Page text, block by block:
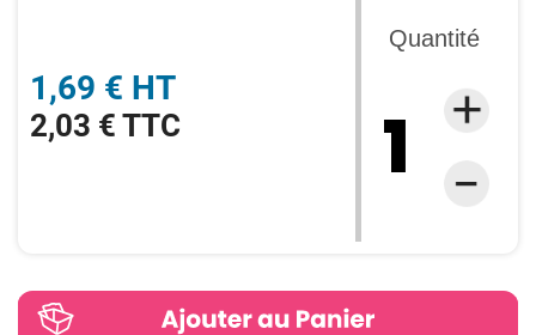
1,69 € HT
2,03 € TTC
Quantité